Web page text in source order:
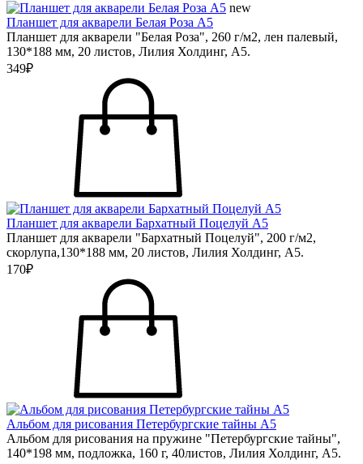
new
Планшет для акварели Белая Роза А5
Планшет для акварели "Белая Роза", 260 г/м2, лен палевый,
130*188 мм, 20 листов, Лилия Холдинг, А5.
349₽
Планшет для акварели Бархатный Поцелуй А5
Планшет для акварели "Бархатный Поцелуй", 200 г/м2,
скорлупа,130*188 мм, 20 листов, Лилия Холдинг, А5.
170₽
Альбом для рисования Петербургские тайны А5
Альбом для рисования на пружине "Петербургские тайны",
140*198 мм, подложка, 160 г, 40листов, Лилия Холдинг, А5.